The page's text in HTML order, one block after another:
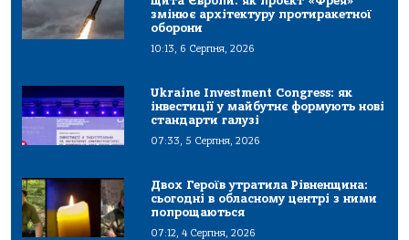
змінює архітектуру протиракетної
оборони
10:13, 6 Серпня, 2026
Ukraine Investment Congress: як
інвестиції у майбутнє формують нові
стандарти галузі
07:33, 5 Серпня, 2026
Двох Героїв утратила Рівненщина:
сьогодні в обласному центрі з ними
попрощаються
07:12, 4 Серпня, 2026